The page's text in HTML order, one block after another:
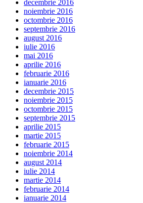
decembrie 2016
noiembrie 2016
octombrie 2016
septembrie 2016
august 2016
iulie 2016
mai 2016
aprilie 2016
februarie 2016
ianuarie 2016
decembrie 2015
noiembrie 2015
octombrie 2015
septembrie 2015
aprilie 2015
martie 2015
februarie 2015
noiembrie 2014
august 2014
iulie 2014
martie 2014
februarie 2014
ianuarie 2014